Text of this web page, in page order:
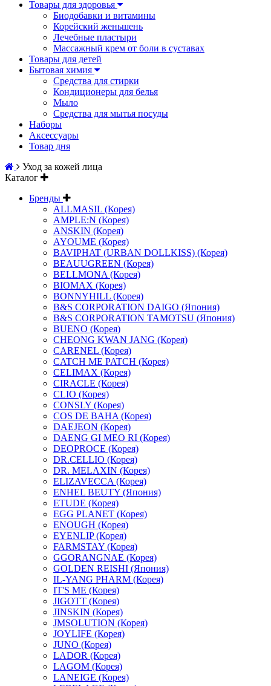
Товары для здоровья
Биодобавки и витамины
Корейский женьшень
Лечебные пластыри
Массажный крем от боли в суставах
Товары для детей
Бытовая химия
Средства для стирки
Кондиционеры для белья
Мыло
Средства для мытья посуды
Наборы
Аксессуары
Товар дня
Уход за кожей лица
Каталог
Бренды
ALLMASIL (Корея)
AMPLE:N (Корея)
ANSKIN (Корея)
AYOUME (Корея)
BAVIPHAT (URBAN DOLLKISS) (Корея)
BEAUUGREEN (Корея)
BELLMONA (Корея)
BIOMAX (Корея)
BONNYHILL (Корея)
B&S CORPORATION DAIGO (Япония)
B&S CORPORATION TAMOTSU (Япония)
BUENO (Корея)
CHEONG KWAN JANG (Корея)
CARENEL (Корея)
CATCH ME PATCH (Корея)
CELIMAX (Корея)
CIRACLE (Корея)
CLIO (Корея)
CONSLY (Корея)
COS DE BAHA (Корея)
DAEJEON (Корея)
DAENG GI MEO RI (Корея)
DEOPROCE (Корея)
DR.CELLIO (Корея)
DR. MELAXIN (Корея)
ELIZAVECCA (Корея)
ENHEL BEUTY (Япония)
ETUDE (Корея)
EGG PLANET (Корея)
ENOUGH (Корея)
EYENLIP (Корея)
FARMSTAY (Корея)
GGORANGNAE (Корея)
GOLDEN REISHI (Япония)
IL-YANG PHARM (Корея)
IT'S ME (Корея)
JIGOTT (Корея)
JINSKIN (Корея)
JMSOLUTION (Корея)
JOYLIFE (Корея)
JUNO (Корея)
LADOR (Корея)
LAGOM (Корея)
LANEIGE (Корея)